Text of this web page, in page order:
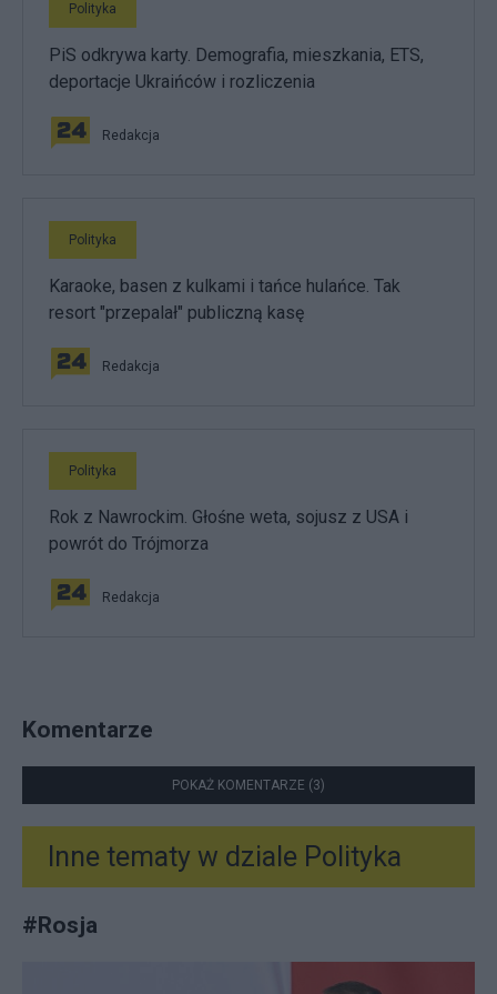
Polityka
PiS odkrywa karty. Demografia, mieszkania, ETS,
deportacje Ukraińców i rozliczenia
Redakcja
Polityka
Karaoke, basen z kulkami i tańce hulańce. Tak
resort "przepalał" publiczną kasę
Redakcja
Polityka
Rok z Nawrockim. Głośne weta, sojusz z USA i
powrót do Trójmorza
Redakcja
Komentarze
POKAŻ KOMENTARZE (3)
Inne tematy w dziale Polityka
#Rosja